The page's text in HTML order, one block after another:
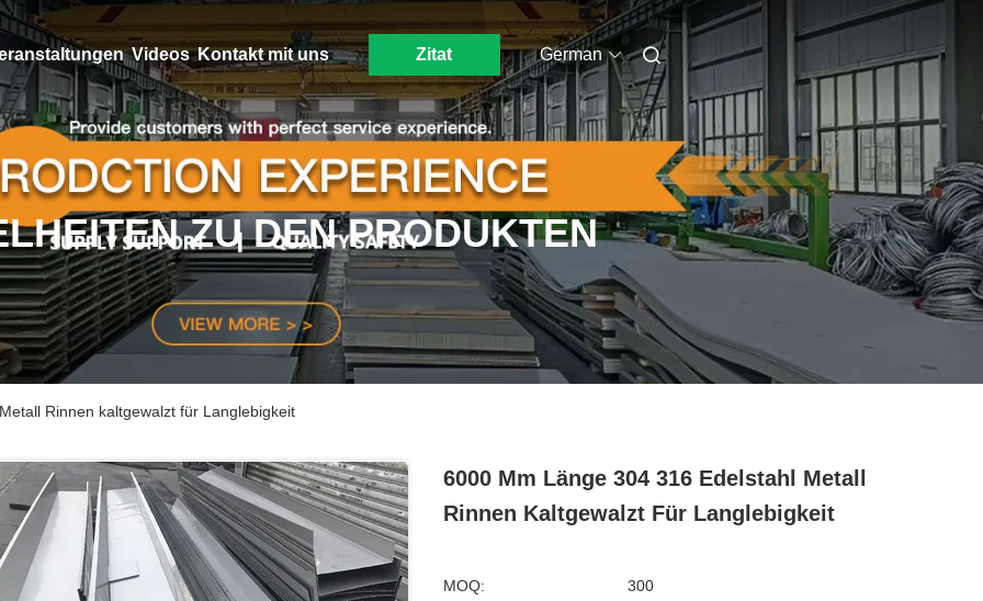
Videos Kontakt mit uns Zitat German
ZU DEN PRODUKTEN
Rinnen kaltgewalzt für Langlebigkeit
6000 Mm Länge 304 316 Edelstahl Metall
Rinnen Kaltgewalzt Für Langlebigkeit
MOQ: 300